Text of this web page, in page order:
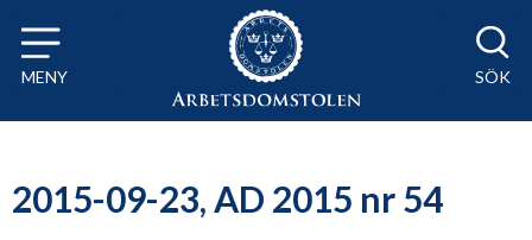
Till innehåll på sidan x
MENY SÖK
2015-09-23, AD 2015 nr 54